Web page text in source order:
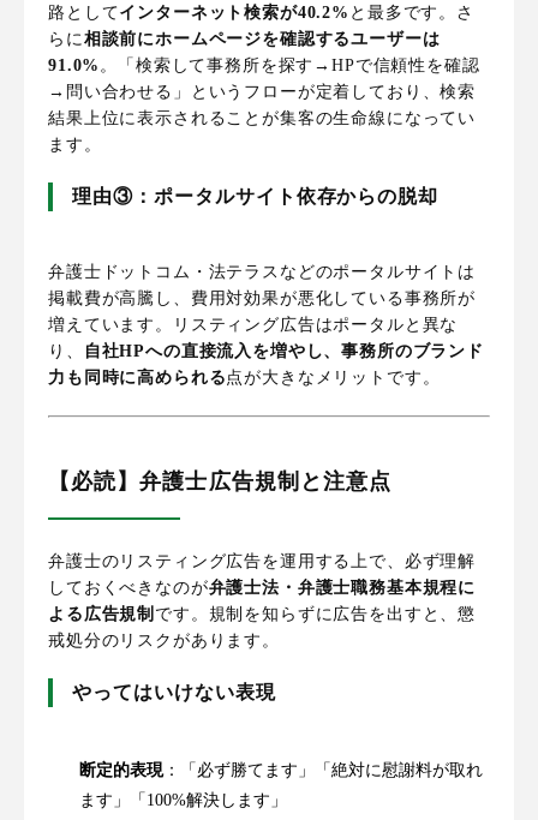
路としてインターネット検索が40.2% と最多です。さ
らに 相談前にホームページを確認するユーザーは
91.0% 。「検索して事務所を探す→HPで信頼性を確認
→問い合わせる」というフローが定着しており、検索
結果上位に表示されることが集客の生命線になってい
ます。
理由③：ポータルサイト依存からの脱却
弁護士ドットコム・法テラスなどのポータルサイトは
掲載費が高騰し、費用対効果が悪化している事務所が
増えています。リスティング広告はポータルと異な
り、
自社HPへの直接流入を増やし、事務所のブランド
力も同時に高められる 点が大きなメリットです。
【必読】弁護士広告規制と注意点
弁護士のリスティング広告を運用する上で、必ず理解
しておくべきなのが弁護士法・弁護士職務基本規程に
よる広告規制 です。規制を知らずに広告を出すと、懲
戒処分のリスクがあります。
やってはいけない表現
断定的表現：「必ず勝てます」「絶対に慰謝料が取れ
ます」「100%解決します」